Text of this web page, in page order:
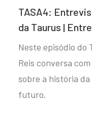
TASA4:
da Taurus |
Neste episódio do
Reis conversa
sobre a história da
futuro.